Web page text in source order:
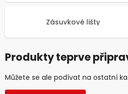
Zásuvkové lišty
Produkty teprve
Můžete se ale podívat na ostatní